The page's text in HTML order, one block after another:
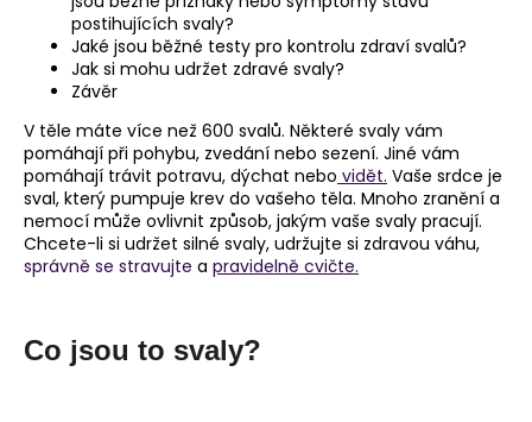
postihujících svaly?
Jaké jsou běžné testy pro kontrolu zdraví svalů?
Jak si mohu udržet zdravé svaly?
Závěr
V těle máte více než 600 svalů. Některé svaly vám
pomáhají při pohybu, zvedání nebo sezení. Jiné vám
pomáhají trávit potravu, dýchat nebo vidět. Vaše srdce je
sval, který pumpuje krev do vašeho těla. Mnoho zranění a
nemocí může ovlivnit způsob, jakým vaše svaly pracují.
Chcete-li si udržet silné svaly, udržujte si zdravou váhu,
správně se stravujte a pravidelně cvičte.
Co jsou to svaly?
n
a
j
í
t